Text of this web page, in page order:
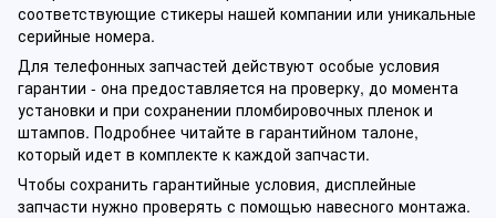
соответствующие стикеры нашей компании или уникальные
серийные номера.
Для телефонных запчастей действуют особые условия
гарантии - она предоставляется на проверку, до момента
установки и при сохранении пломбировочных пленок и
штампов. Подробнее читайте в гарантийном талоне,
который идет в комплекте к каждой запчасти.
Чтобы сохранить гарантийные условия, дисплейные
запчасти нужно проверять с помощью навесного монтажа.